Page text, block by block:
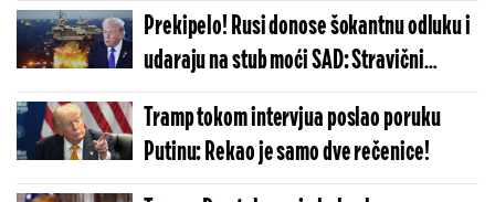
doživeo
Prekipelo! Rusi donose šokantnu odluku i
udaraju na stub moći SAD: Stravični
planovi vojnih krugova Moskve izašli na
videlo
Tramp tokom intervjua poslao poruku
Putinu: Rekao je samo dve rečenice!